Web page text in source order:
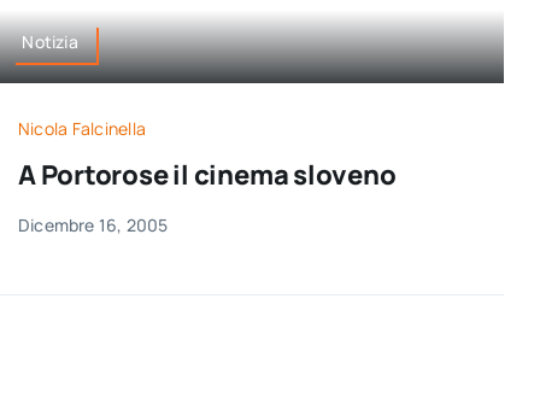
Notizia
Nicola Falcinella
A Portorose il cinema sloveno
Dicembre 16, 2005